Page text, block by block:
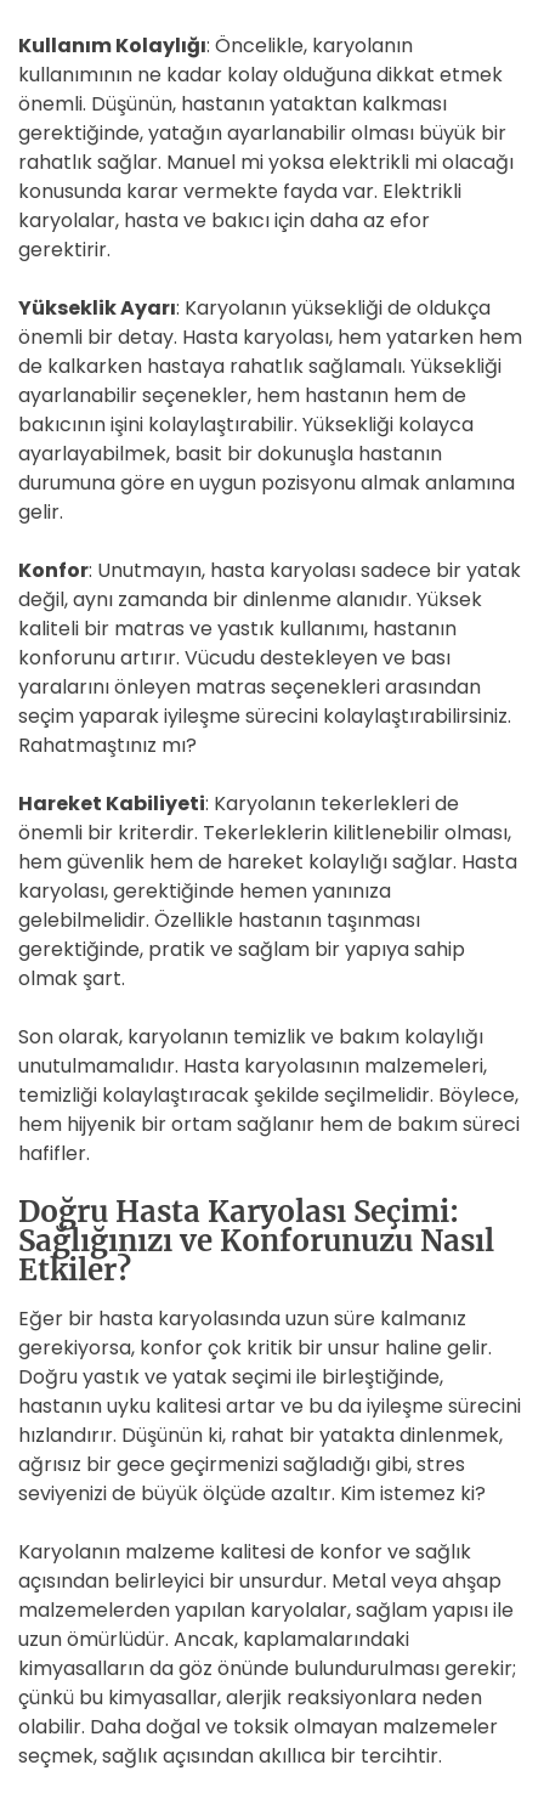
Kullanım Kolaylığı: Öncelikle, karyolanın
kullanımının ne kadar kolay olduğuna dikkat etmek
önemli. Düşünün, hastanın yataktan kalkması
gerektiğinde, yatağın ayarlanabilir olması büyük bir
rahatlık sağlar. Manuel mi yoksa elektrikli mi olacağı
konusunda karar vermekte fayda var. Elektrikli
karyolalar, hasta ve bakıcı için daha az efor
gerektirir.
Yükseklik Ayarı: Karyolanın yüksekliği de oldukça
önemli bir detay. Hasta karyolası, hem yatarken hem
de kalkarken hastaya rahatlık sağlamalı. Yüksekliği
ayarlanabilir seçenekler, hem hastanın hem de
bakıcının işini kolaylaştırabilir. Yüksekliği kolayca
ayarlayabilmek, basit bir dokunuşla hastanın
durumuna göre en uygun pozisyonu almak anlamına
gelir.
Konfor: Unutmayın, hasta karyolası sadece bir yatak
değil, aynı zamanda bir dinlenme alanıdır. Yüksek
kaliteli bir matras ve yastık kullanımı, hastanın
konforunu artırır. Vücudu destekleyen ve bası
yaralarını önleyen matras seçenekleri arasından
seçim yaparak iyileşme sürecini kolaylaştırabilirsiniz.
Rahatmaştınız mı?
Hareket Kabiliyeti: Karyolanın tekerlekleri de
önemli bir kriterdir. Tekerleklerin kilitlenebilir olması,
hem güvenlik hem de hareket kolaylığı sağlar. Hasta
karyolası, gerektiğinde hemen yanınıza
gelebilmelidir. Özellikle hastanın taşınması
gerektiğinde, pratik ve sağlam bir yapıya sahip
olmak şart.
Son olarak, karyolanın temizlik ve bakım kolaylığı
unutulmamalıdır. Hasta karyolasının malzemeleri,
temizliği kolaylaştıracak şekilde seçilmelidir. Böylece,
hem hijyenik bir ortam sağlanır hem de bakım süreci
hafifler.
Doğru Hasta Karyolası Seçimi:
Sağlığınızı ve Konforunuzu Nasıl
Etkiler?
Eğer bir hasta karyolasında uzun süre kalmanız
gerekiyorsa, konfor çok kritik bir unsur haline gelir.
Doğru yastık ve yatak seçimi ile birleştiğinde,
hastanın uyku kalitesi artar ve bu da iyileşme sürecini
hızlandırır. Düşünün ki, rahat bir yatakta dinlenmek,
ağrısız bir gece geçirmenizi sağladığı gibi, stres
seviyenizi de büyük ölçüde azaltır. Kim istemez ki?
Karyolanın malzeme kalitesi de konfor ve sağlık
açısından belirleyici bir unsurdur. Metal veya ahşap
malzemelerden yapılan karyolalar, sağlam yapısı ile
uzun ömürlüdür. Ancak, kaplamalarındaki
kimyasalların da göz önünde bulundurulması gerekir;
çünkü bu kimyasallar, alerjik reaksiyonlara neden
olabilir. Daha doğal ve toksik olmayan malzemeler
seçmek, sağlık açısından akıllıca bir tercihtir.